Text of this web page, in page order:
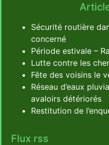
Sécurité routière
concerné
Période estivale –
Lutte contre les
Fête des voisins le
Réseau d’eaux
avaloirs détériorés
Restitution de
Flux rss